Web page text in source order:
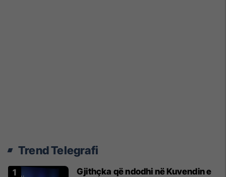
Trend Telegrafi
Gjithçka që ndodhi në Kuvendin e